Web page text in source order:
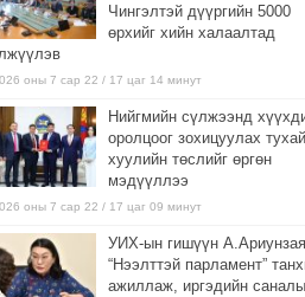
Чингэлтэй дүүргийн 5000
өрхийг хийн халаалтад
оны 7 сар 22 / 17 цаг 14 минут
Нийгмийн сүлжээнд
оролцоог зохицуулах тухай
хуулийн төслийг өргөн
мэдүүллээ
оны 7 сар 22 / 17 цаг 09 минут
УИХ-ын гишүүн
“Нээлттэй парламент”
ажиллаж, иргэдийн